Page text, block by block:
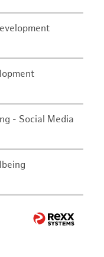
- Social Media